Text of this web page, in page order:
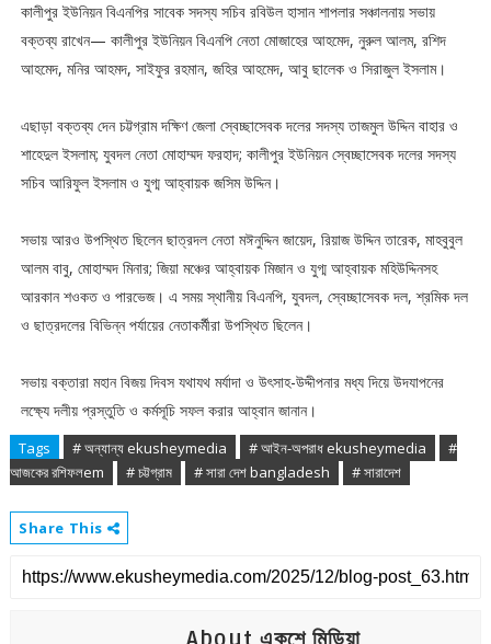
কালীপুর ইউনিয়ন বিএনপির সাবেক সদস্য সচিব রবিউল হাসান শাপলার সঞ্চালনায় সভায়
বক্তব্য রাখেন— কালীপুর ইউনিয়ন বিএনপি নেতা মোজাহের আহমেদ, নুরুল আলম, রশিদ
আহমেদ, মনির আহমদ, সাইফুর রহমান, জহির আহমেদ, আবু ছালেক ও সিরাজুল ইসলাম।
এছাড়া বক্তব্য দেন চট্টগ্রাম দক্ষিণ জেলা স্বেচ্ছাসেবক দলের সদস্য তাজমুল উদ্দিন বাহার ও
শাহেদুল ইসলাম; যুবদল নেতা মোহাম্মদ ফরহাদ; কালীপুর ইউনিয়ন স্বেচ্ছাসেবক দলের সদস্য
সচিব আরিফুল ইসলাম ও যুগ্ম আহ্বায়ক জসিম উদ্দিন।
সভায় আরও উপস্থিত ছিলেন ছাত্রদল নেতা মঈনুদ্দিন জায়েদ, রিয়াজ উদ্দিন তারেক, মাহবুবুল
আলম বাবু, মোহাম্মদ মিনার; জিয়া মঞ্চের আহ্বায়ক মিজান ও যুগ্ম আহ্বায়ক মহিউদ্দিনসহ
আরকান শওকত ও পারভেজ। এ সময় স্থানীয় বিএনপি, যুবদল, স্বেচ্ছাসেবক দল, শ্রমিক দল
ও ছাত্রদলের বিভিন্ন পর্যায়ের নেতাকর্মীরা উপস্থিত ছিলেন।
সভায় বক্তারা মহান বিজয় দিবস যথাযথ মর্যাদা ও উৎসাহ-উদ্দীপনার মধ্য দিয়ে উদযাপনের
লক্ষ্যে দলীয় প্রস্তুতি ও কর্মসূচি সফল করার আহ্বান জানান।
Tags # অন্যান্য ekusheymedia # আইন-অপরাধ ekusheymedia
#
আজকের রশিফলem
# চট্টগ্রাম # সারা দেশ bangladesh # সারাদেশ
Share This